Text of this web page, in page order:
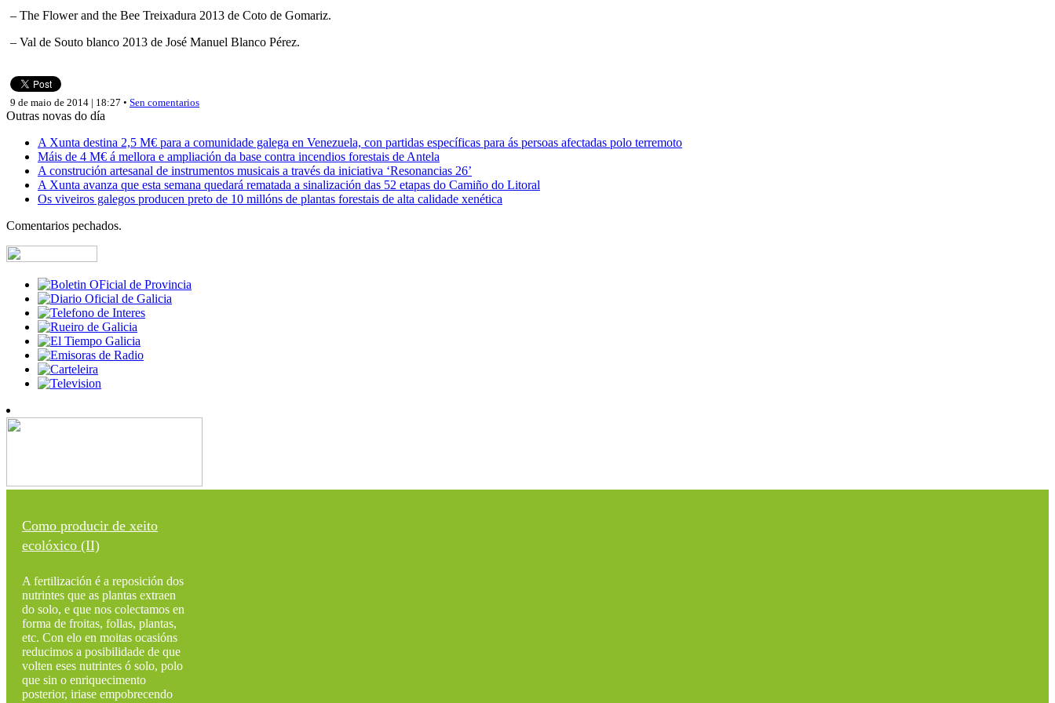
– The Flower and the Bee Treixadura 2013 de Coto de Gomariz.
– Val de Souto blanco 2013 de José Manuel Blanco Pérez.
9 de maio de 2014 | 18:27 • Sen comentarios
Outras novas do día
A Xunta destina 2,5 M€ para a comunidade galega en Venezuela, con partidas específicas para ás persoas afectadas polo terremoto
Máis de 4 M€ á mellora e ampliación da base contra incendios forestais de Antela
A construción artesanal de instrumentos musicais a través da iniciativa ‘Resonancias 26’
A Xunta avanza que esta semana quedará rematada a sinalización das 52 etapas do Camiño do Litoral
Os viveiros galegos producen preto de 10 millóns de plantas forestais de alta calidade xenética
Comentarios pechados.
Como producir de xeito
ecolóxico (II)
A fertilización é a reposición dos
nutrintes que as plantas extraen
do solo, e que nos colectamos en
forma de froitas, follas, plantas,
etc. Con elo en moitas ocasións
reducimos a posibilidade de que
volten eses nutrintes ó solo, polo
que sin o enriquecimento
posterior, iriase empobrecendo